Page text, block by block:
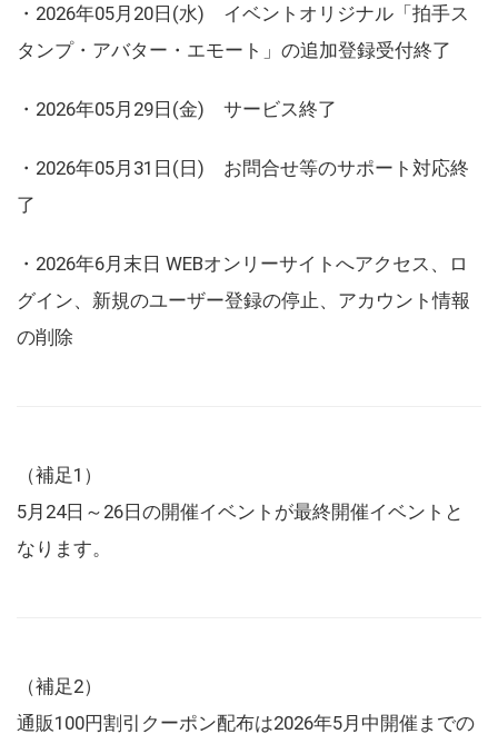
・2026年05月20日(水) イベントオリジナル「拍手ス
タンプ・アバター・エモート」の追加登録受付終了
・2026年05月29日(金) サービス終了
・2026年05月31日(日) お問合せ等のサポート対応終
了
・2026年6月末日 WEBオンリーサイトへアクセス、ロ
グイン、新規のユーザー登録の停止、アカウント情報
の削除
（補足1）
5月24日～26日の開催イベントが最終開催イベントと
なります。
（補足2）
通販100円割引クーポン配布は2026年5月中開催までの